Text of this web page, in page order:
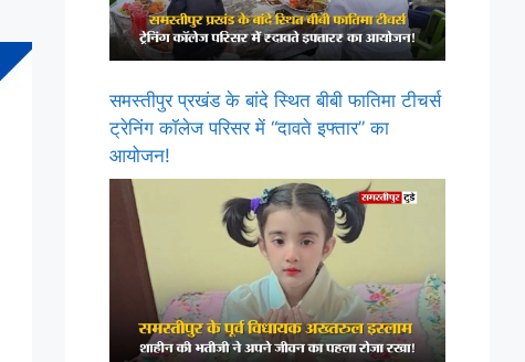
समस्तीपुर प्रखंड के बांदे स्थित बीबी फातिमा टीचर्स
ट्रेनिंग कॉलेज परिसर में “दावते इफ्तार” का
आयोजन!